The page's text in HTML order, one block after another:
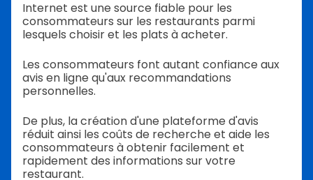
Internet est une source fiable pour les
consommateurs sur les restaurants parmi
lesquels choisir et les plats à acheter.
Les consommateurs font autant confiance aux
avis en ligne qu'aux recommandations
personnelles.
De plus, la création d'une plateforme d'avis
réduit ainsi les coûts de recherche et aide les
consommateurs à obtenir facilement et
rapidement des informations sur votre
restaurant.